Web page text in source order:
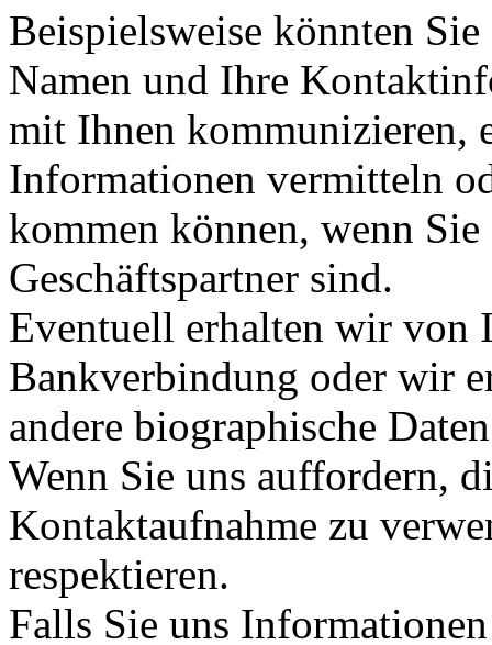
Beispielsweise könnten
Namen und Ihre
mit Ihnen kommunizieren,
Informationen vermitteln
kommen können, wenn
Geschäftspartner sind.
Eventuell erhalten wir von
Bankverbindung oder wir
andere biographische
Wenn Sie uns auffordern,
Kontaktaufnahme zu
respektieren.
Falls Sie uns